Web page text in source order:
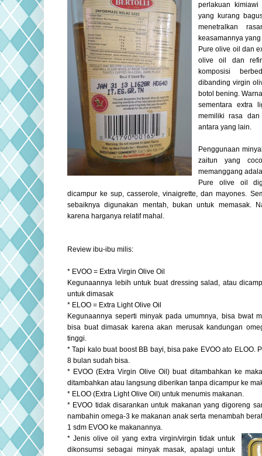
perlakuan kimiawi
yang kurang
menetralkan
keasamannya
Pure olive oil dan
olive oil dan
komposisi
dibanding virgin
botol bening.
sementara extra
memiliki rasa
antara yang lain.
Penggunaan
zaitun yang
memanggang
Pure olive oil
dicampur ke sup, casserole, vinaigrette, dan mayones.
sebaiknya digunakan mentah, bukan untuk memasak.
karena harganya relatif mahal.
Review ibu-ibu milis:
* EVOO = Extra Virgin Olive Oil
Kegunaannya lebih untuk buat dressing salad, atau
untuk dimasak
* ELOO = Extra Light Olive Oil
Kegunaannya seperti minyak pada umumnya, bisa bwat
bisa buat dimasak karena akan merusak kandungan
tinggi.
* Tapi kalo buat boost BB bayi, bisa pake EVOO ato ELOO.
8 bulan sudah bisa.
* EVOO (Extra Virgin Olive Oil) buat ditambahkan ke
ditambahkan atau langsung diberikan tanpa dicampur ke
* ELOO (Extra Light Olive Oil) untuk menumis makanan.
* EVOO tidak disarankan untuk makanan yang digoreng
nambahin omega-3 ke makanan anak serta menambah
1 sdm EVOO ke makanannya.
* Jenis olive oil yang extra virgin/virgin tidak untuk
dikonsumsi sebagai minyak masak, apalagi untuk